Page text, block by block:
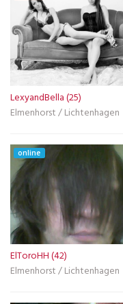
LexyandBella (25)
Elmenhorst / Lichtenhagen
online
ElToroHH (42)
Elmenhorst / Lichtenhagen